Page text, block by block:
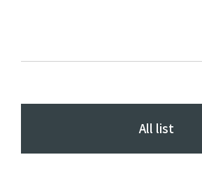
All list